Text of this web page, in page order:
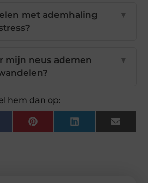
met ademhaling
▼
mijn neus ademen
▼
hem dan op:
PinterestLinkedInEmail